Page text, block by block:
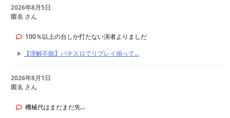
2026年8月5日
匿名 さん
100％以上の台しか打たない演者よりましだ
【理解不能】パチスロでリプレイ揃って...
2026年8月1日
匿名 さん
機械代はまだまだ先...